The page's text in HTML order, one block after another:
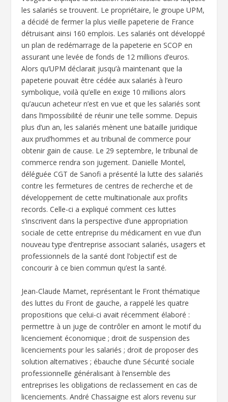
les salariés se trouvent. Le propriétaire, le groupe UPM,
a décidé de fermer la plus vieille papeterie de France
détruisant ainsi 160 emplois. Les salariés ont développé
un plan de redémarrage de la papeterie en SCOP en
assurant une levée de fonds de 12 millions d’euros.
Alors qu’UPM déclarait jusqu’à maintenant que la
papeterie pouvait être cédée aux salariés à l’euro
symbolique, voilà qu’elle en exige 10 millions alors
qu’aucun acheteur n’est en vue et que les salariés sont
dans l’impossibilité de réunir une telle somme. Depuis
plus d’un an, les salariés mènent une bataille juridique
aux prud’hommes et au tribunal de commerce pour
obtenir gain de cause. Le 29 septembre, le tribunal de
commerce rendra son jugement. Danielle Montel,
déléguée CGT de Sanofi a présenté la lutte des salariés
contre les fermetures de centres de recherche et de
développement de cette multinationale aux profits
records. Celle-ci a expliqué comment ces luttes
s’inscrivent dans la perspective d’une appropriation
sociale de cette entreprise du médicament en vue d’un
nouveau type d’entreprise associant salariés, usagers et
professionnels de la santé dont l’objectif est de
concourir à ce bien commun qu’est la santé.
Jean-Claude Mamet, représentant le Front thématique
des luttes du Front de gauche, a rappelé les quatre
propositions que celui-ci avait récemment élaboré :
permettre à un juge de contrôler en amont le motif du
licenciement économique ; droit de suspension des
licenciements pour les salariés ; droit de proposer des
solution alternatives ; ébauche d’une Sécurité sociale
professionnelle généralisant à l’ensemble des
entreprises les obligations de reclassement en cas de
licenciements. André Chassaigne est alors revenu sur